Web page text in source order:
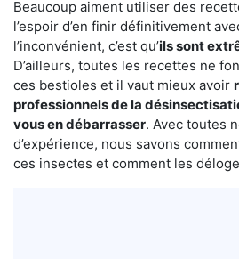
Beaucoup aiment utiliser des
l’espoir d’en finir définitivement
l’inconvénient, c’est qu’ils sont
D’ailleurs, toutes les recettes ne
ces bestioles et il vaut mieux avoir
professionnels de la
vous en débarrasser. Avec toutes
d’expérience, nous savons
ces insectes et comment les